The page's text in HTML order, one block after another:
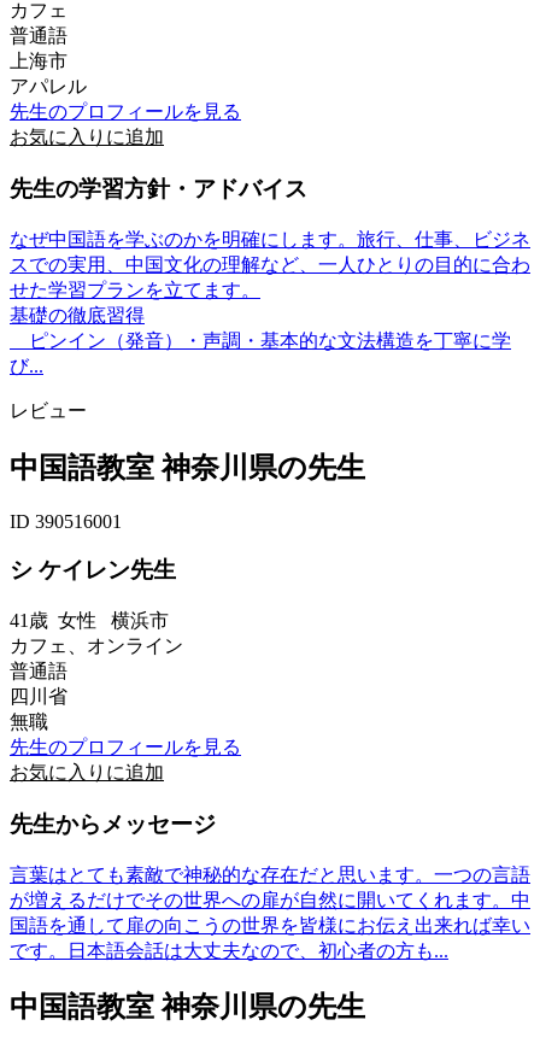
カフェ
普通語
上海市
アパレル
先生のプロフィールを見る
お気に入りに追加
先生の学習方針・アドバイス
なぜ中国語を学ぶのかを明確にします。旅行、仕事、ビジネ
スでの実用、中国文化の理解など、一人ひとりの目的に合わ
せた学習プランを立てます。
基礎の徹底習得
ピンイン（発音）・声調・基本的な文法構造を丁寧に学
び...
レビュー
中国語教室 神奈川県の先生
ID 390516001
シ ケイレン先生
41歳 女性 横浜市
カフェ、オンライン
普通語
四川省
無職
先生のプロフィールを見る
お気に入りに追加
先生からメッセージ
言葉はとても素敵で神秘的な存在だと思います。一つの言語
が増えるだけでその世界への扉が自然に開いてくれます。中
国語を通して扉の向こうの世界を皆様にお伝え出来れば幸い
です。日本語会話は大丈夫なので、初心者の方も...
中国語教室 神奈川県の先生